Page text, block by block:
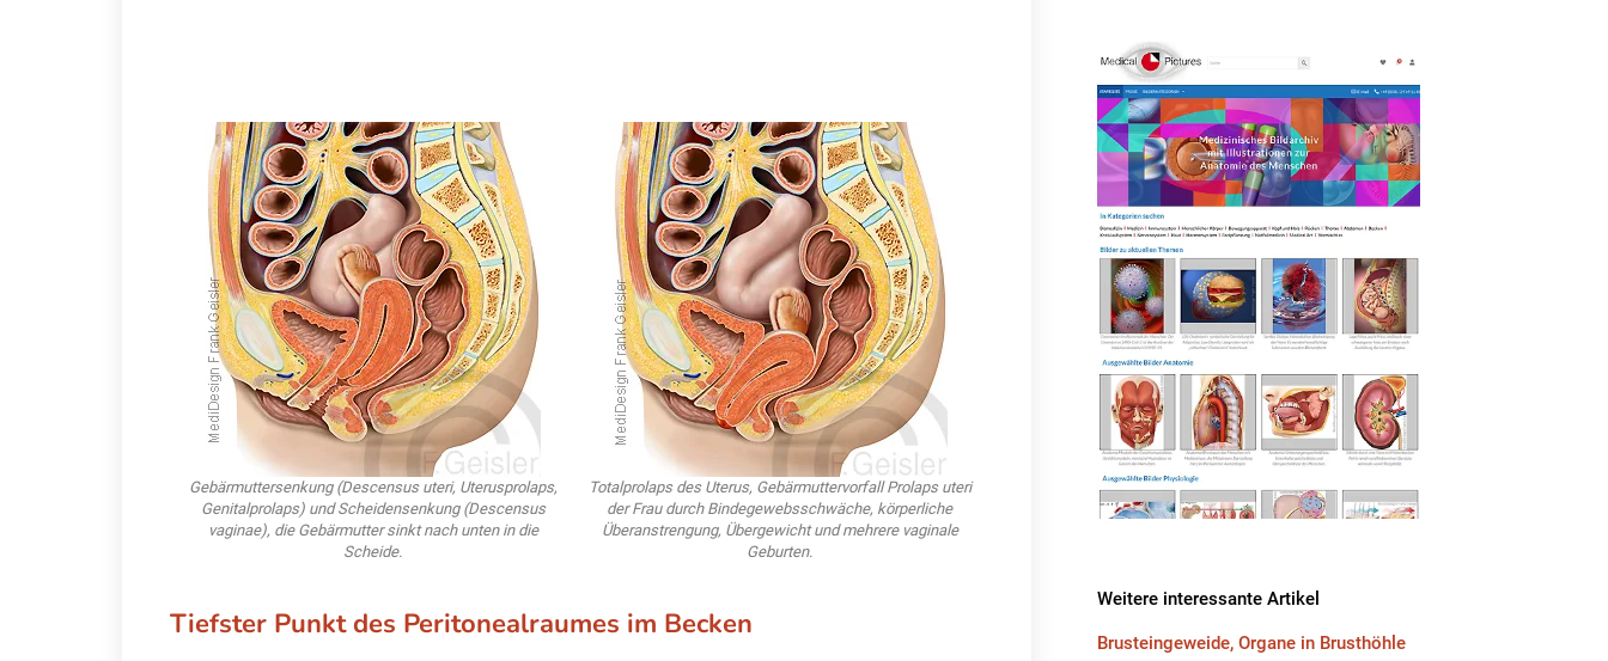
Gebärmuttersenkung (Descensus uteri, Uterusprolaps,
Genitalprolaps) und Scheidensenkung (Descensus
vaginae), die Gebärmutter sinkt nach unten in die
Scheide.
Totalprolaps des Uterus, Gebärmuttervorfall Prolaps uteri
der Frau durch Bindegewebsschwäche, körperliche
Überanstrengung, Übergewicht und mehrere vaginale
Geburten.
Tiefster Punkt des Peritonealraumes im Becken
Weitere interessante Artikel
Brusteingeweide, Organe in Brusthöhle